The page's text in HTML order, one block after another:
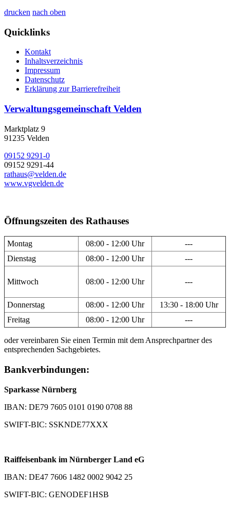
drucken nach oben
Quicklinks
Kontakt
Inhaltsverzeichnis
Impressum
Datenschutz
Erklärung zur Barrierefreiheit
Verwaltungsgemeinschaft Velden
Marktplatz 9
91235 Velden
09152 9291-0
09152 9291-44
rathaus@velden.de
www.vgvelden.de
Öffnungszeiten des Rathauses
Montag 08:00 - 12:00 Uhr
---
Dienstag
08:00 - 12:00 Uhr ---
Mittwoch 08:00 - 12:00 Uhr ---
Donnerstag 08:00 - 12:00 Uhr
13:30 - 18:00 Uhr
Freitag
08:00 - 12:00 Uhr ---
oder vereinbaren Sie einen Termin mit dem Ansprechpartner des
entsprechenden Sachgebietes.
Bankverbindungen:
Sparkasse Nürnberg
IBAN: DE79 7605 0101 0190 0708 88
SWIFT-BIC: SSKNDE77XXX
Raiffeisenbank im Nürnberger Land eG
IBAN: DE47 7606 1482 0002 9042 25
SWIFT-BIC: GENODEF1HSB